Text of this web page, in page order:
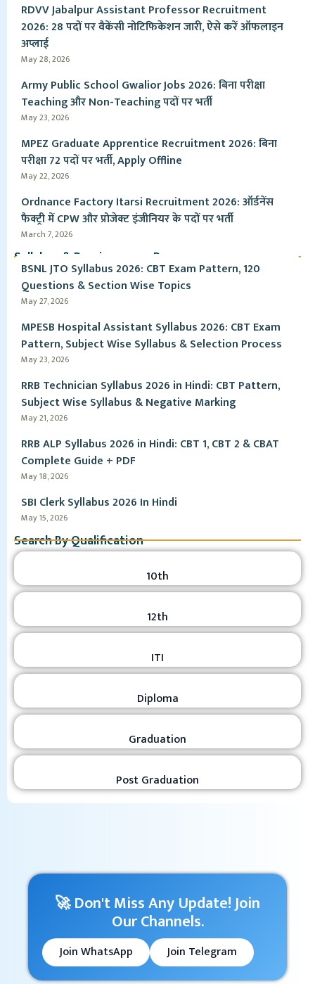
RDVV Jabalpur Assistant Professor Recruitment
2026: 28 पदों पर वैकेंसी नोटिफिकेशन जारी, ऐसे करें ऑफलाइन
अप्लाई
May 28, 2026
Army Public School Gwalior Jobs 2026: बिना परीक्षा
Teaching और Non-Teaching पदों पर भर्ती
May 23, 2026
MPEZ Graduate Apprentice Recruitment 2026: बिना
परीक्षा 72 पदों पर भर्ती, Apply Offline
May 22, 2026
Ordnance Factory Itarsi Recruitment 2026: ऑर्डनेंस
फैक्ट्री में CPW और प्रोजेक्ट इंजीनियर के पदों पर भर्ती
March 7, 2026
Syllabus & Pervious year Paper
BSNL JTO Syllabus 2026: CBT Exam Pattern, 120
Questions & Section Wise Topics
May 27, 2026
MPESB Hospital Assistant Syllabus 2026: CBT Exam
Pattern, Subject Wise Syllabus & Selection Process
May 23, 2026
RRB Technician Syllabus 2026 in Hindi: CBT Pattern,
Subject Wise Syllabus & Negative Marking
May 21, 2026
RRB ALP Syllabus 2026 in Hindi: CBT 1, CBT 2 & CBAT
Complete Guide + PDF
May 18, 2026
SBI Clerk Syllabus 2026 In Hindi
May 15, 2026
Search By Qualification
10th
12th
ITI
Diploma
Graduation
Post Graduation
🚀 Don't Miss Any Update! Join
Our Channels.
Join WhatsApp Join Telegram